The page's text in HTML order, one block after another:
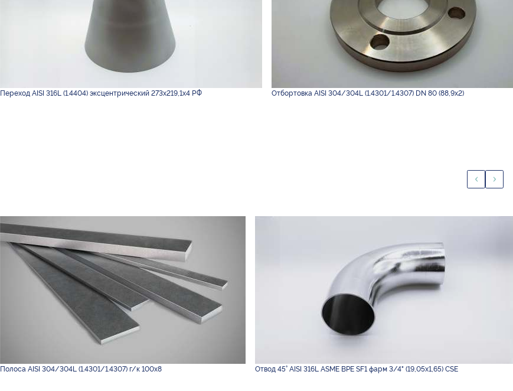
Переход AISI 316L (1.4404) эксцентрический 273х219,1х4 РФ Отбортовка AISI 304/304L (1.4301/1.4307) DN 80 (88,9х2)
Полоса AISI 304/304L (1.4301/1.4307) г/к 100х8 Отвод 45° AISI 316L ASME BPE SF1 фарм 3/4" (19,05х1,65) CSE